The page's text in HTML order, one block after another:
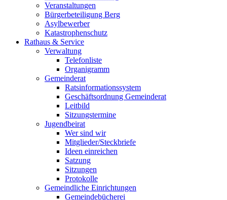
Veranstaltungen
Bürgerbeteiligung Berg
Asylbewerber
Katastrophenschutz
Rathaus & Service
Verwaltung
Telefonliste
Organigramm
Gemeinderat
Ratsinformationssystem
Geschäftsordnung Gemeinderat
Leitbild
Sitzungstermine
Jugendbeirat
Wer sind wir
Mitglieder/Steckbriefe
Ideen einreichen
Satzung
Sitzungen
Protokolle
Gemeindliche Einrichtungen
Gemeindebücherei